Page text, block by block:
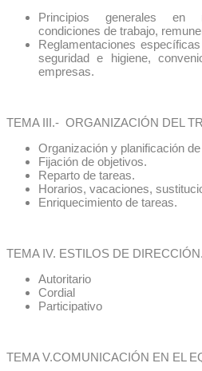
Principios generales en
condiciones de trabajo,
Reglamentaciones
seguridad e higiene,
empresas.
TEMA III.- ORGANIZACIÓN DEL
Organización y planificación
Fijación de objetivos.
Reparto de tareas.
Horarios, vacaciones,
Enriquecimiento de tareas.
TEMA IV. ESTILOS DE DIRECCIÓN.
Autoritario
Cordial
Participativo
TEMA V.COMUNICACIÓN EN EL